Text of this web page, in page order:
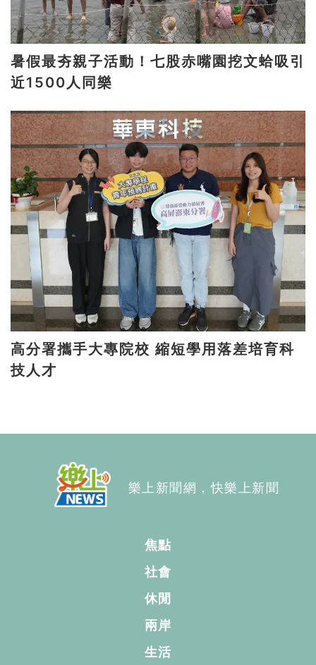
暑假最夯親子活動！七股赤嘴園挖文蛤吸引
近1500人同樂
高分署攜手大專院校 縮短學用落差培育科
技人才
樂上新聞網，快樂上新聞
焦點
社會
休閒
兩岸
生活